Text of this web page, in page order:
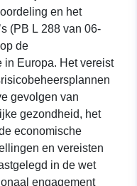
en het
(PB L 288 van 06-
de
in Europa. Het vereist
gevolgen van
gezondheid, het
economische
en vereisten
in de wet
engagement